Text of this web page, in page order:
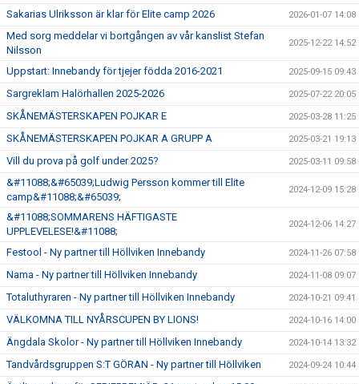
Sakarias Ulriksson är klar för Elite camp 2026 2026-01-07 14:08
Med sorg meddelar vi bortgången av vår kanslist Stefan
Nilsson
2025-12-22 14:52
Uppstart: Innebandy för tjejer födda 2016-2021 2025-09-15 09:43
Sargreklam Halörhallen 2025-2026 2025-07-22 20:05
SKÅNEMÄSTERSKAPEN POJKAR E 2025-03-28 11:25
SKÅNEMÄSTERSKAPEN POJKAR A GRUPP A 2025-03-21 19:13
Vill du prova på golf under 2025? 2025-03-11 09:58
&#11088;&#65039;Ludwig Persson kommer till Elite
camp&#11088;&#65039;
2024-12-09 15:28
&#11088;SOMMARENS HÄFTIGASTE
UPPLEVELESE!&#11088;
2024-12-06 14:27
Festool - Ny partner till Höllviken Innebandy 2024-11-26 07:58
Nama - Ny partner till Höllviken Innebandy 2024-11-08 09:07
Totaluthyraren - Ny partner till Höllviken Innebandy 2024-10-21 09:41
VÄLKOMNA TILL NYÅRSCUPEN BY LIONS! 2024-10-16 14:00
Ängdala Skolor - Ny partner till Höllviken Innebandy 2024-10-14 13:32
Tandvårdsgruppen S:T GÖRAN - Ny partner till Höllviken 2024-09-24 10:44